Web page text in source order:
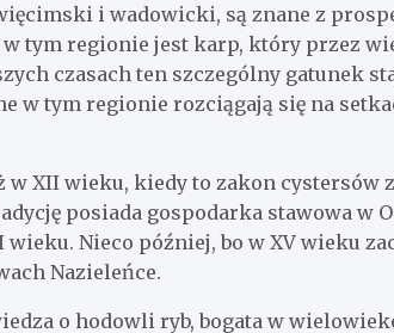
i wadowicki, są znane z
tym regionie jest karp, który przez
czasach ten szczególny gatunek
w tym regionie rozciągają się na
XII wieku, kiedy to zakon cystersów
posiada gospodarka stawowa w
Nieco później, bo w XV wieku
Nazieleńce.
o hodowli ryb, bogata w